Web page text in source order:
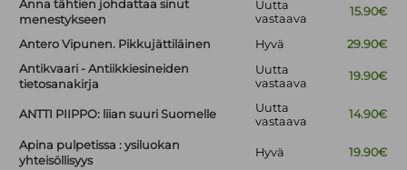
Anna tähtien johdattaa sinut
menestykseen
Uutta
vastaava
15.90€
Antero Vipunen. Pikkujättiläinen Hyvä
29.90€
Antikvaari - Antiikkiesineiden
tietosanakirja
Uutta
vastaava
19.90€
ANTTI PIIPPO: liian suuri Suomelle
Uutta
vastaava
14.90€
Apina pulpetissa : ysiluokan
yhteisöllisyys
Hyvä 19.90€